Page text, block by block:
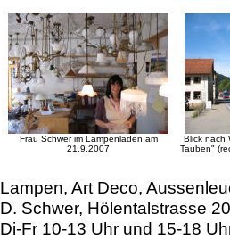
Frau Schwer im Lampenladen am
21.9.2007
Blick nach
Tauben"
Lampen, Art Deco,
D. Schwer, Hölentalstrasse
Di-Fr 10-13 Uhr und 15-18